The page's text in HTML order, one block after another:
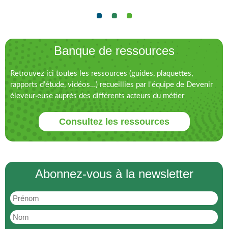
Banque de ressources
Retrouvez ici toutes les ressources (guides, plaquettes,
rapports d’étude, vidéos…) recueillies par l'équipe de Devenir
éleveur·euse auprès des différents acteurs du métier
Consultez les ressources
Abonnez-vous à la newsletter